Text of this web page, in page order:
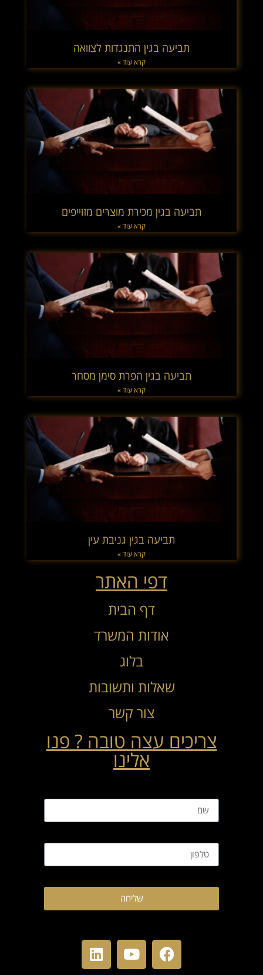
תביעה בגין התנגדות לצוואה
קרא עוד »
תביעה בגין מכירת מוצרים מזוייפים
קרא עוד »
תביעה בגין הפרת סימן מסחר
קרא עוד »
תביעה בגין גניבת עין
קרא עוד »
דפי האתר
דף הבית
אודות המשרד
בלוג
שאלות ותשובות
צור קשר
צריכים עצה טובה ? פנו
אלינו
שליחה